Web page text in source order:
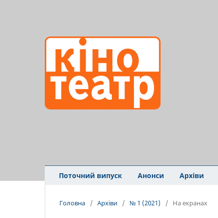
Поточний випуск Анонси Архіви
Головна / Архіви / № 1 (2021) / На екранах